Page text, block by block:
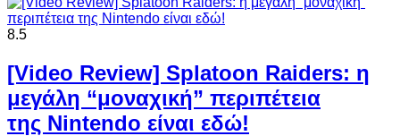
8.5
[Video Review] Splatoon Raiders: η
μεγάλη “μοναχική” περιπέτεια
της Nintendo είναι εδώ!